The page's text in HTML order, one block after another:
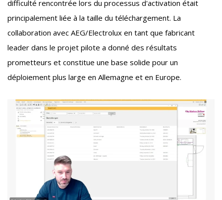
difficulté rencontrée lors du processus d'activation était
principalement liée à la taille du téléchargement. La
collaboration avec AEG/Electrolux en tant que fabricant
leader dans le projet pilote a donné des résultats
prometteurs et constitue une base solide pour un
déploiement plus large en Allemagne et en Europe.